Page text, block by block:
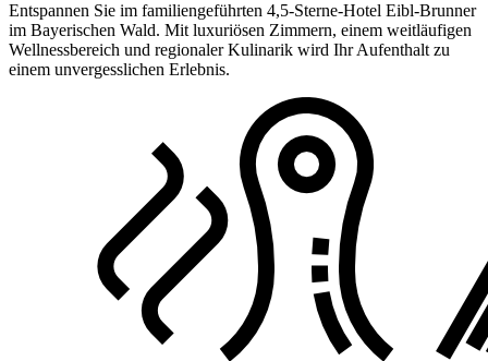
Entspannen Sie im familiengeführten 4,5-Sterne-Hotel Eibl-Brunner
im Bayerischen Wald. Mit luxuriösen Zimmern, einem weitläufigen
Wellnessbereich und regionaler Kulinarik wird Ihr Aufenthalt zu
einem unvergesslichen Erlebnis.